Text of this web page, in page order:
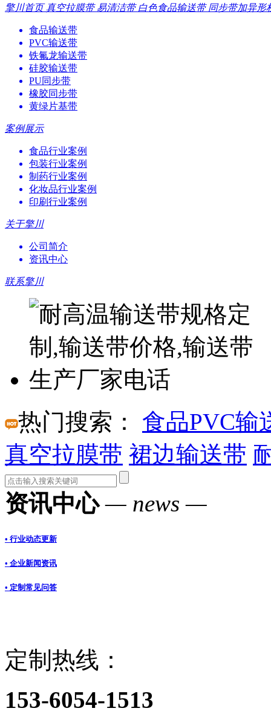
擎川首页 真空拉膜带 易清洁带 白色食品输送带 同步带加异形
食品输送带
PVC输送带
铁氟龙输送带
硅胶输送带
PU同步带
橡胶同步带
黄绿片基带
案例展示
食品行业案例
包装行业案例
制药行业案例
化妆品行业案例
印刷行业案例
关于擎川
公司简介
资讯中心
联系擎川
热门搜索：
食品PVC输
真空拉膜带 裙边输送带
资讯中心— news —
• 行业动态更新
• 企业新闻资讯
• 定制常见问答
定制热线：
153-6054-1513